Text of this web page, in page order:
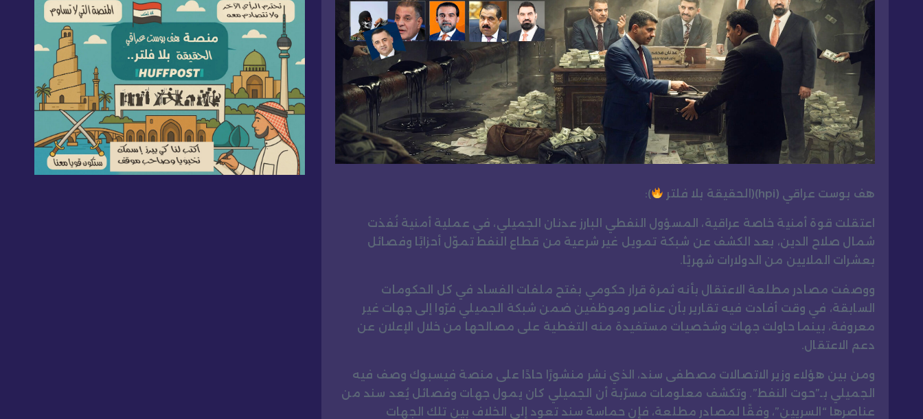
هف بوست عراقي (hpi)(الحقيقة بلا فلتر ):
اعتقلت قوة أمنية خاصة عراقية، المسؤول النفطي البارز عدنان الجميلي، في عملية أمنية نُفذت
شمال صلاح الدين، بعد الكشف عن شبكة تمويل غير شرعية من قطاع النفط تموّل أحزابًا وفصائل
بعشرات الملايين من الدولارات شهريًا.
ووصفت مصادر مطلعة الاعتقال بأنه ثمرة قرار حكومي بفتح ملفات الفساد في كل الحكومات
السابقة، في وقت أفادت فيه تقارير بأن عناصر وموظفين ضمن شبكة الجميلي فرّوا إلى جهات غير
معروفة، بينما حاولت جهات وشخصيات مستفيدة منه التغطية على مصالحها من خلال الإعلان عن
دعم الاعتقال.
ومن بين هؤلاء وزير الاتصالات مصطفى سند، الذي نشر منشورًا حادًا على منصة فيسبوك وصف فيه
الجميلي بـ”حوت النفط”. وتكشف معلومات مسرّبة أن الجميلي كان يمول جهات وفصائل يُعد سند من
عناصرها “السريين”، وفقًا لمصادر مطلعة، فإن حماسة سند تعود إلى الخلاف بين تلك الجهات